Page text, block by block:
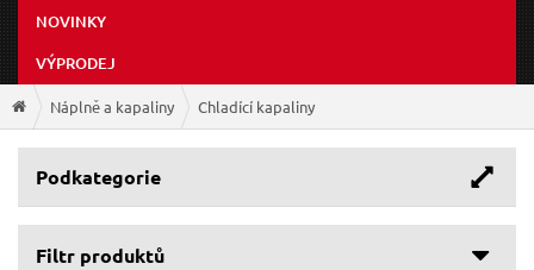
NOVINKY
VÝPRODEJ
Náplně a kapaliny Chladící kapaliny
Podkategorie
Filtr produktů